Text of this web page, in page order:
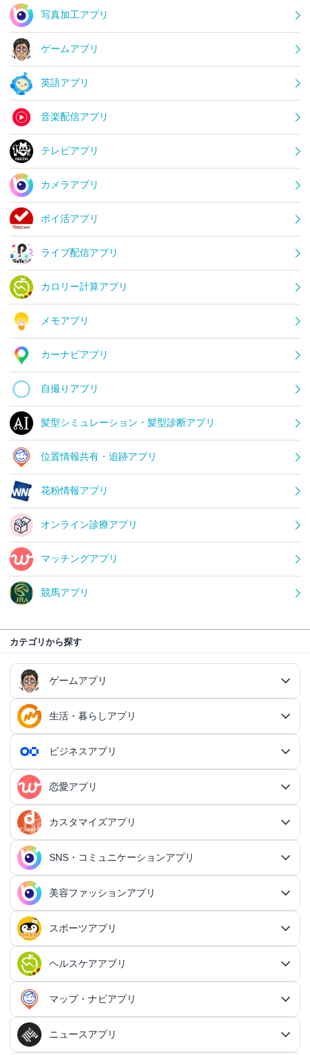
写真加工アプリ
ゲームアプリ
英語アプリ
音楽配信アプリ
テレビアプリ
カメラアプリ
ポイ活アプリ
ライブ配信アプリ
カロリー計算アプリ
メモアプリ
カーナビアプリ
自撮りアプリ
髪型シミュレーション・髪型診断アプリ
位置情報共有・追跡アプリ
花粉情報アプリ
オンライン診療アプリ
マッチングアプリ
競馬アプリ
カテゴリから探す
ゲームアプリ
ゲームアプリ総合
RPGアプリ
RPGアプリ総合
王道RPGアプリ
アクションRPGアプリ
シミュレーションRPGアプリ
ダンジョンRPGアプリ
MMORPGアプリ
放置系RPGアプリ
美少女RPGアプリ
カードRPGアプリ
クイズRPGアプリ
アクションゲームアプリ
3Dアクションアプリ
アクションRPGアプリ
MOBAアプリ
ステルスゲームアプリ
シミュレーションアプリ
シミュレーションアプリ総合
育成シミュレーションアプリ
戦略シミュレーションアプリ
箱庭シミュレーションアプリ
恋愛シミュレーションアプリ
歴史シミュレーションアプリ
メタバース体験シミュレーションゲームアプリ
対戦・協力ゲームアプリ
対戦・協力ゲームアプリ総合
オンライン対戦アプリ
協力・マルチプレイアプリ
シューティングゲームアプリ
FPSアプリ
TPSアプリ
オンラインシューティングアプリ
縦スクシューティングアプリ
アドベンチャーゲームアプリ
アドベンチャーゲームアプリ総合
ミステリーアドベンチャーアプリ
ホラーアドベンチャーアプリ
サウンドノベルアプリ
パズル・脳トレアプリ
パズル・脳トレアプリ総合
パズルゲームアプリ
脱出ゲームアプリ
音楽ゲームアプリ
音楽ゲームアプリ総合
手持ち曲で遊ぶ音ゲーアプリ
オープンワールドアプリ
オープンワールドアプリ総合
カジュアルゲームアプリ
生活・暮らしアプリ
生活・暮らしアプリ総合
ファイナンスアプリ
家計簿アプリ
ふるさと納税アプリ
貯金アプリ
スマホ決済アプリ
クレジットカードアプリ
投資アプリ
確定申告アプリ
ギャンブルの管理アプリ
日記アプリ
交換日記アプリ
写真カレンダーアプリ
シンプルな日記アプリ
終活アプリ
行動記録アプリ
行動記録アプリ総合
習慣化アプリ
ポイ活アプリ
ポイ活アプリ総合
レシートポイ活アプリ
歩いてお金を稼ぐアプリ
登録でお金がもらえるアプリ
スケジューラ・時計アプリ
リマインダーアプリ
時計アプリ
タイマーアプリ
ライフログアプリ
持ち物管理アプリ
生理周期アプリ
体重管理アプリ
家事アプリ
家事アプリ総合
料理アプリ
育児アプリ
育児アプリ総合
防犯アプリ
ビジネスアプリ
ビジネスアプリ総合
タスク管理アプリ
タスク管理アプリ総合
個人タスク管理アプリ
タスク共有アプリ
プロジェクト管理アプリ
QRコードアプリ
QRコード作成アプリ
janコード検索アプリ
OCRアプリ
OCRアプリ総合
翻訳カメラアプリ
議事録アプリ
議事録アプリ総合
文字起こしアプリ
高音質ボイスレコーダーアプリ
顧客管理アプリ
ファイル管理アプリ
ファイル管理アプリ総合
クラウド保存・共有アプリ
名刺管理アプリ総合
会計アプリ
恋愛アプリ
恋愛アプリ総合
マッチングアプリ
マッチングアプリ総合
20代向けマッチングアプリ
30代向けマッチングアプリ
40代向けマッチングアプリ
60代・シニア向けマッチングアプリ
出会いアプリ
カップルアプリ
カップルアプリ総合
カップルSNSアプリ
記念日アプリ
デートアプリ
デートスポットアプリ
恋愛診断アプリ
恋愛相談アプリ
女性の悩み解決アプリ
カスタマイズアプリ
カスタマイズアプリ総合
IFTTTアプリ
オートクリッカーアプリ
ネットワークアプリ
スピードテストアプリ
VPNアプリ
スマホ最適化アプリ
スマホ最適化アプリ総合
メモリの確認／解放アプリ
パスワード管理アプリ
セキュリティ対策アプリ
キーボードアプリ
画面の設定アプリ
SNS・コミュニケーションアプリ
SNS・コミュニケーションアプリ総合
SNSアプリ
SNSアプリ総合
X（Twitter）アプリ
LINEアプリ
メールアプリ
フリーメールアプリ
チャットアプリ
チャットアプリ総合
SMSアプリ
電話アプリ
電話アプリ総合
美容ファッションアプリ
美容ファッションアプリ総合
ヘア・メイク・ネイルアプリ
メイク・スキンケアアプリ
ネイルアプリ
ファッションアプリ
ボディケア・エステアプリ
スポーツアプリ
スポーツアプリ総合
陸上競技アプリ
陸上競技アプリ総合
テニスアプリ
ヘルスケアアプリ
ヘルスケアアプリ総合
健康管理アプリ
マップ・ナビアプリ
マップ・ナビアプリ総合
ニュースアプリ